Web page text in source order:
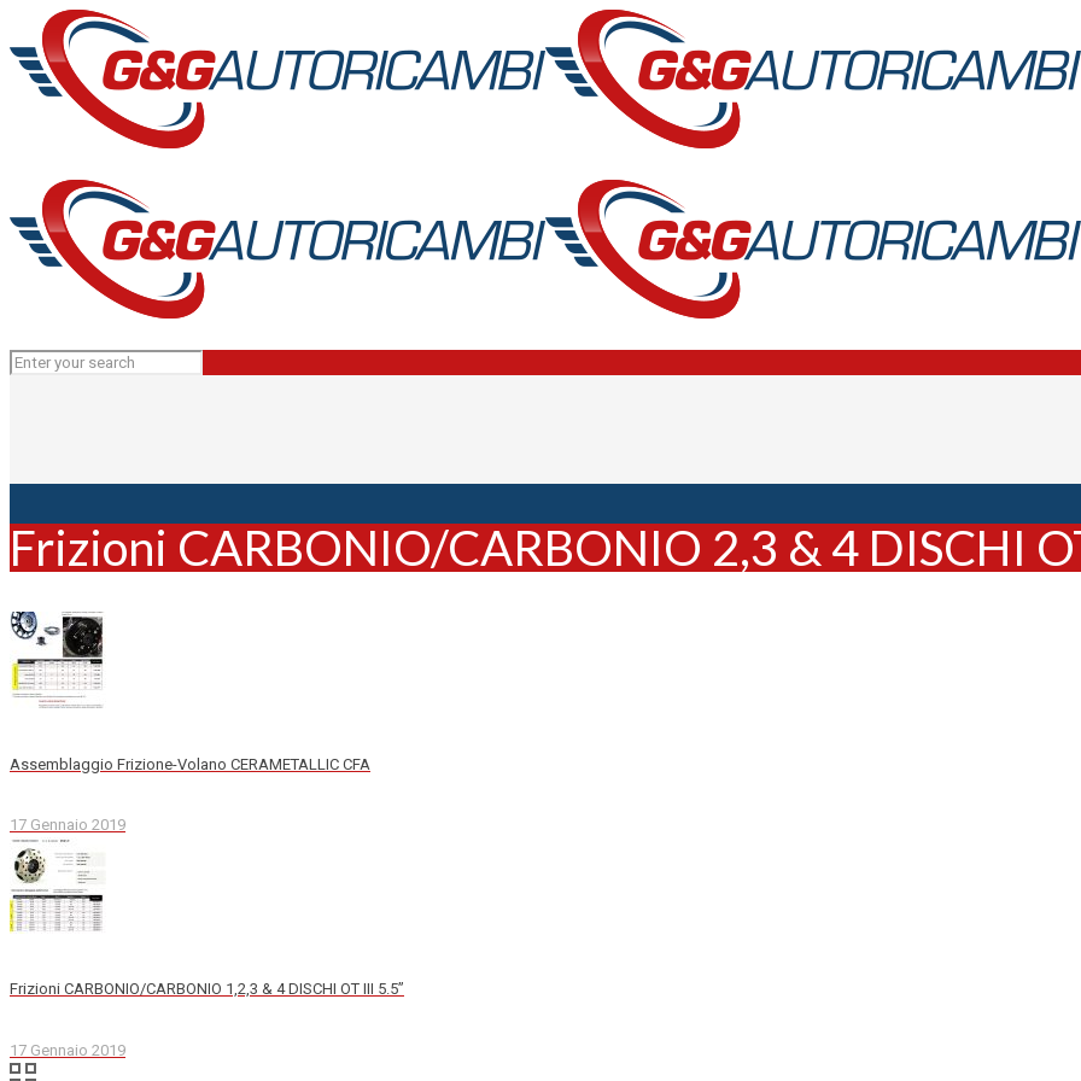
Frizioni CARBONIO/CARBONIO 2,3 & 4 DISCHI
Assemblaggio Frizione-Volano CERAMETALLIC CFA
17 Gennaio 2019
Frizioni CARBONIO/CARBONIO 1,2,3 & 4 DISCHI OT III 5.5”
17 Gennaio 2019